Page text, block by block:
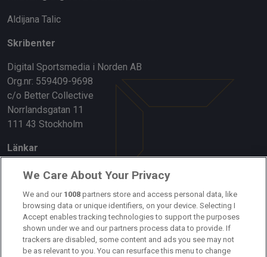
Aldijana Talic
Skribenter
Digital Sportsmedia i Norden AB
Org.nr: 559409-9698
c/o Better Collective
Norrlandsgatan 11
111 43 Stockholm
Länkar
Om oss
Kontakta oss
Kundtjänst
Sponsor: Rekatochklart
We Care About Your Privacy
We and our 1008 partners store and access personal data, like
browsing data or unique identifiers, on your device. Selecting I
Accept enables tracking technologies to support the purposes
shown under we and our partners process data to provide. If
trackers are disabled, some content and ads you see may not
be as relevant to you. You can resurface this menu to change